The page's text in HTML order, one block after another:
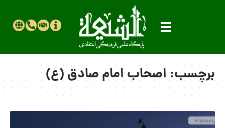
برچسب:اصحاب امام صادق (ع)